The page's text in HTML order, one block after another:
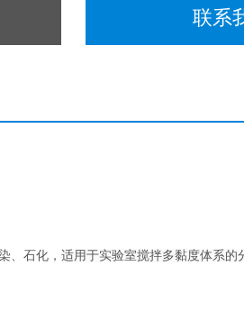
联系
、石化， 适用于实验室搅拌多黏度体系的